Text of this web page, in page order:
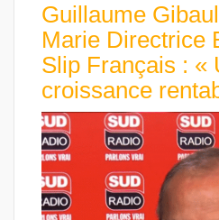
Guillaume
Marie Directrice
Slip Français : «
croissance